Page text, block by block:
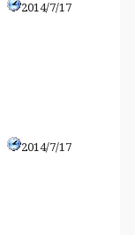
2014/7/17
2014/7/17